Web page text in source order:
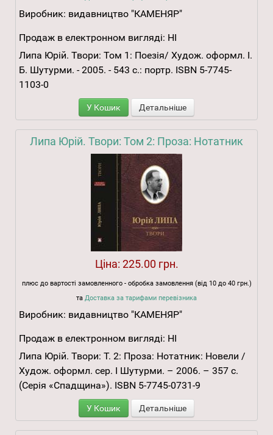
Виробник: видавництво "КАМЕНЯР"
Продаж в електронном вигляді: НІ
Липа Юрій. Твори: Том 1: Поезія/ Худож. оформл. І.
Б. Шутурми. - 2005. - 543 с.: портр. ISBN 5-7745-
1103-0
У Кошик Детальніше
Липа Юрій. Твори: Том 2: Проза: Нотатник
Ціна: 225.00 грн.
плюс до вартості замовленного - обробка замовлення (від 10 до 40 грн.)
та Доставка за тарифами перевізника
Виробник: видавництво "КАМЕНЯР"
Продаж в електронном вигляді: НІ
Липа Юрій. Твори: Т. 2: Проза: Нотатник: Новели /
Худож. оформл. сер. І Шутурми. – 2006. – 357 с.
(Серія «Спадщина»). ISBN 5-7745-0731-9
У Кошик Детальніше